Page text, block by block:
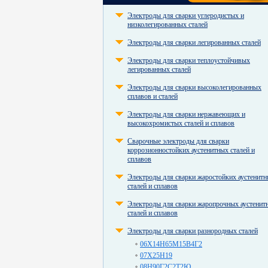
Электроды для сварки углеродистых и
низколегированных сталей
Электроды для сварки легированных сталей
Электроды для сварки теплоустойчивых
легированных сталей
Электроды для сварки высоколегированных
сплавов и сталей
Электроды для сварки нержавеющих и
высокохромистых сталей и сплавов
Сварочные электроды для сварки
коррозионностойких аустенитных сталей и
сплавов
Электроды для сварки жаростойких
сталей и сплавов
Электроды для сварки жаропрочных
сталей и сплавов
Электроды для сварки разнородных сталей
06Х14Н65М15В4Г2
07Х25Н19